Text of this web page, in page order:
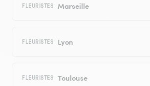
FLEURISTES Marseille
FLEURISTES Lyon
FLEURISTES Toulouse